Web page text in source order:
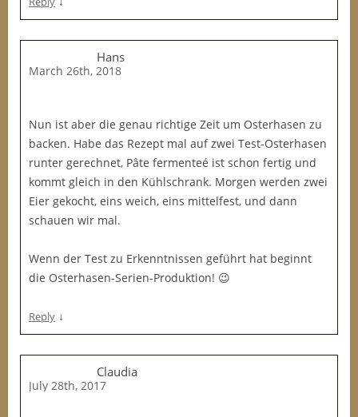
Hans
March 26th, 2018
Nun ist aber die genau richtige Zeit um Osterhasen zu
backen. Habe das Rezept mal auf zwei Test-Osterhasen
runter gerechnet, Pâte fermenteé ist schon fertig und
kommt gleich in den Kühlschrank. Morgen werden zwei
Eier gekocht, eins weich, eins mittelfest, und dann
schauen wir mal.
Wenn der Test zu Erkenntnissen geführt hat beginnt
die Osterhasen-Serien-Produktion! 😉
Reply ↓
Claudia
July 28th, 2017